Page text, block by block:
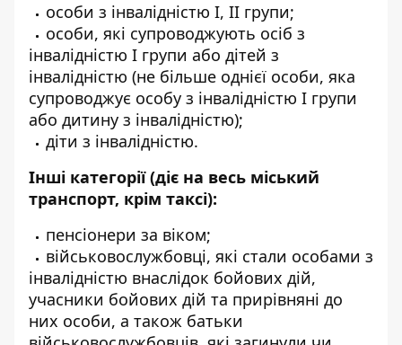
особи з інвалідністю І, ІІ групи;
особи, які супроводжують осіб з
інвалідністю I групи або дітей з
інвалідністю (не більше однієї особи, яка
супроводжує особу з інвалідністю I групи
або дитину з інвалідністю);
діти з інвалідністю.
Інші категорії (діє на весь міський
транспорт, крім таксі):
пенсіонери за віком;
військовослужбовці, які стали особами з
інвалідністю внаслідок бойових дій,
учасники бойових дій та прирівняні до
них особи, а також батьки